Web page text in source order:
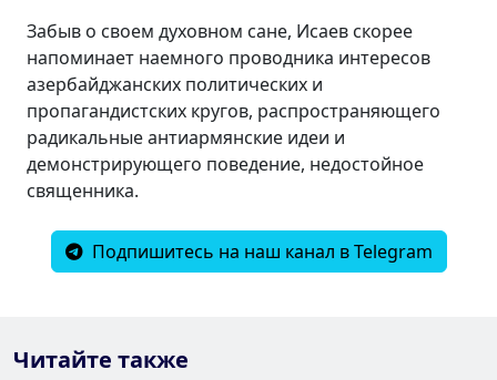
Читайте также
Забыв о своем духовном сане, Исаев скорее
напоминает наемного проводника интересов
азербайджанских политических и
пропагандистских кругов, распространяющего
радикальные антиармянские идеи и
демонстрирующего поведение, недостойное
священника.
Подпишитесь на наш канал в Telegram